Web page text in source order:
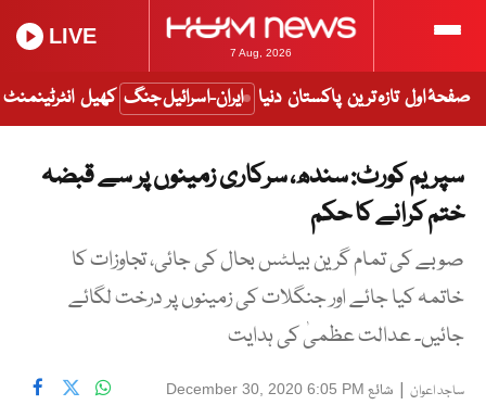
7 Aug, 2026
LIVE
صفحۂ اول تازہ ترین پاکستان دنیا ایران-اسرائیل جنگ کھیل انٹرٹینمنٹ
سپریم کورٹ: سندھ، سرکاری زمینوں پر سے قبضہ
ختم کرانے کا حکم
صوبے کی تمام گرین بیلٹس بحال کی جائی، تجاوزات کا
خاتمہ کیا جائے اور جنگلات کی زمینوں پر درخت لگائے
جائیں۔ عدالت عظمیٰ کی ہدایت
ساجد اعوان | شائع December 30, 2020 6:05 PM